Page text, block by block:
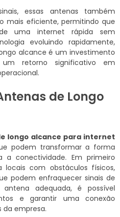
essas antenas também
mais eficiente, permitindo que
uma internet rápida sem
evoluindo rapidamente,
alcance é um investimento
retorno significativo em
de Longo
longo alcance para internet
podem transformar a forma
a conectividade. Em primeiro
locais com obstáculos físicos,
podem enfraquecer sinais de
adequada, é possível
e garantir uma conexão
empresa.